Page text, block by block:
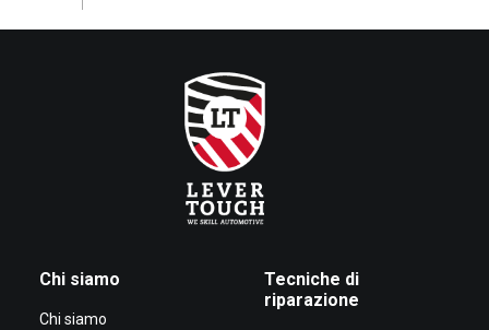
Chi siamo
Chi siamo
Tecniche di
riparazione